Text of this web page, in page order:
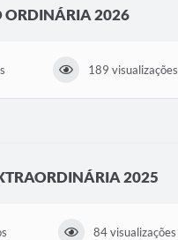
ORDINÁRIA 2026
189 visualizações
2025
84 visualizações